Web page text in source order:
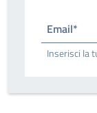
Email*
Inserisci la